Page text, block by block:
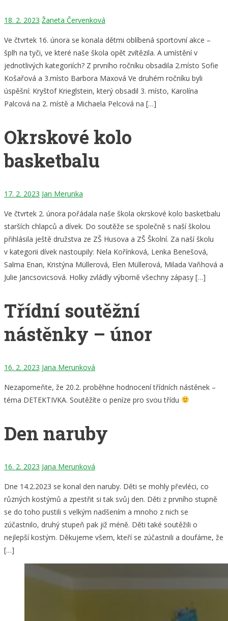
18. 2. 2023 Žaneta Červenková
Ve čtvrtek 16. února se konala dětmi oblíbená sportovní akce –
šplh na tyči, ve které naše škola opět zvítězila. A umístění v
jednotlivých kategoriích? Z prvního ročníku obsadila 2.místo Sofie
Košařová a 3.místo Barbora Maxová Ve druhém ročníku byli
úspěšní: Kryštof Krieglstein, který obsadil 3. místo, Karolína
Palcová na 2. místě a Michaela Pelcová na […]
Okrskové kolo
basketbalu
17. 2. 2023 Jan Merunka
Ve čtvrtek 2. února pořádala naše škola okrskové kolo basketbalu
starších chlapců a dívek. Do soutěže se společně s naší školou
přihlásila ještě družstva ze ZŠ Husova a ZŠ Školní. Za naší školu
v kategorii dívek nastoupily: Nela Kořínková, Lenka Benešová,
Salma Enan, Kristýna Müllerová, Elen Müllerová, Milada Vaňhová a
Julie Jancsovicsová. Holky zvládly výborně všechny zápasy […]
Třídní soutěžní
nástěnky – únor
16. 2. 2023 Jana Merunková
Nezapomeňte, že 20.2. proběhne hodnocení třídních nástěnek –
téma DETEKTIVKA. Soutěžíte o peníze pro svou třídu
Den naruby
16. 2. 2023 Jana Merunková
Dne 14.2.2023 se konal den naruby. Děti se mohly převléci, co
různých kostýmů a zpestřit si tak svůj den. Děti z prvního stupně
se do toho pustili s velkým nadšením a mnoho z nich se
zúčastnilo, druhý stupeň pak již méně. Děti také soutěžili o
nejlepší kostým. Děkujeme všem, kteří se zúčastnili a doufáme, že
[…]